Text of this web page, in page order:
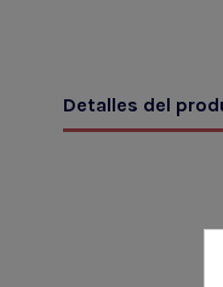
Detalles del